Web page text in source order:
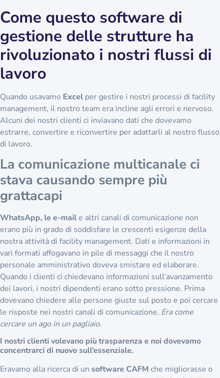
Come questo software di
gestione delle strutture ha
rivoluzionato i nostri flussi di
lavoro
Quando usavamo Excel per gestire i nostri processi di facility
management, il nostro team era incline agli errori e nervoso.
Alcuni dei nostri clienti ci inviavano dati che dovevamo
estrarre, convertire e riconvertire per adattarli al nostro flusso
di lavoro.
La comunicazione multicanale ci
stava causando sempre più
grattacapi
WhatsApp, le e-mail e altri canali di comunicazione non
erano più in grado di soddisfare le crescenti esigenze della
nostra attività di facility management. Dati e informazioni in
vari formati affogavano in pile di messaggi che il nostro
personale amministrativo doveva smistare ed elaborare.
Quando i clienti ci chiedevano informazioni sull’avanzamento
dei lavori, i nostri dipendenti erano sotto pressione. Prima
dovevano chiedere alle persone giuste sul posto e poi cercare
le risposte nei nostri canali di comunicazione. Era come
cercare un ago in un pagliaio.
I nostri clienti volevano più trasparenza
e noi dovevamo concentrarci di nuovo
sull’essenziale.